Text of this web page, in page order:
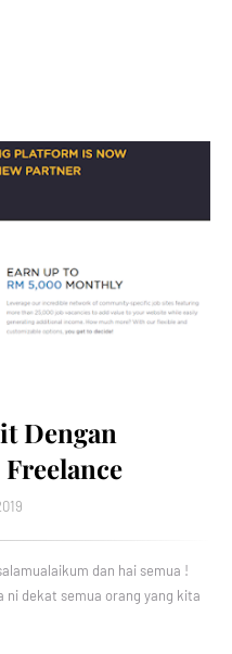
Dengan
dan hai semua !
dekat semua orang yang kita